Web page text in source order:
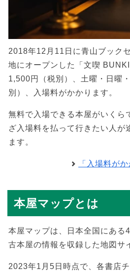
2018年12月11日に青山ブック
地にオープンした「文喫
1,500円（税別）、土曜・日曜
別）、入場料がかかります。
無料で入場できる本屋がいくら
ざ入場料を払って行きたい人が
ます。
「入場料が
本屋マップとは
本屋マップは、日本全国にある
古本屋の情報を収録した地図サ
2023年1月5日時点で、各書店